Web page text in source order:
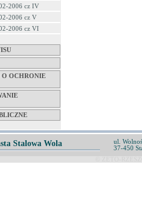
2006 cz IV
2006 cz V
2006 cz VI
OCHRONIE
Stalowa Wola
ul.
37-450